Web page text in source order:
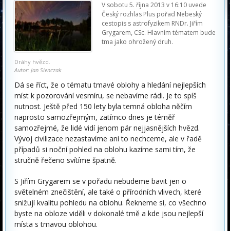
Dráhy hvězd.
Autor: Jan Sienczak
V sobotu 5. října 2013 v 16:10 uvede
Český rozhlas Plus pořad Nebeský
cestopis s astrofyzikem RNDr. Jiřím
Grygarem, CSc. Hlavním tématem bude
tma jako ohrožený druh.
Dá se říct, že o tématu tmavé oblohy a hledání nejlepších
míst k pozorování vesmíru, se nebavíme rádi. Je to spíš
nutnost. Ještě před 150 lety byla temná obloha něčím
naprosto samozřejmým, zatímco dnes je téměř
samozřejmé, že lidé vidí jenom pár nejjasnějších hvězd.
Vývoj civilizace nezastavíme ani to nechceme, ale v řadě
případů si noční pohled na oblohu kazíme sami tím, že
stručně řečeno svítíme špatně.
S Jiřím Grygarem se v pořadu nebudeme bavit jen o
světelném znečištění, ale také o přírodních vlivech, které
snižují kvalitu pohledu na oblohu. Řekneme si, co všechno
byste na obloze viděli v dokonalé tmě a kde jsou nejlepší
místa s tmavou oblohou.